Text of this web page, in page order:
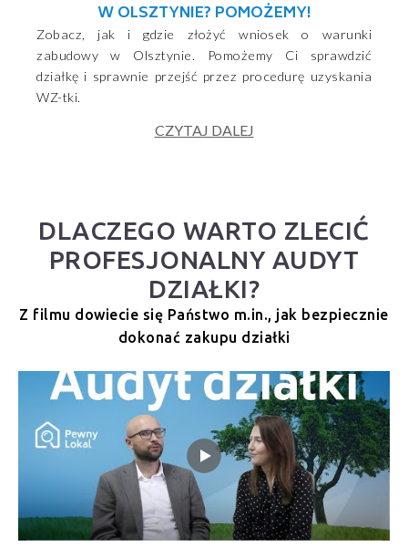
W OLSZTYNIE? POMOŻEMY!
Zobacz, jak i gdzie złożyć wniosek o warunki
zabudowy w Olsztynie. Pomożemy Ci sprawdzić
działkę i sprawnie przejść przez procedurę uzyskania
WZ-tki.
CZYTAJ DALEJ
DLACZEGO WARTO ZLECIĆ
PROFESJONALNY AUDYT
DZIAŁKI?
Z filmu dowiecie się Państwo m.in., jak bezpiecznie
dokonać zakupu działki